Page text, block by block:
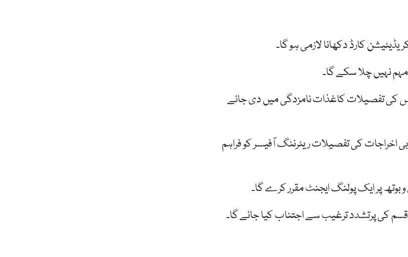
کارڈ دکھانا لازمی ہو گا۔
نہیں چلا سکے گا۔
کی تفصیلات کاغذات نامزدگی میں دی جائے
کی اشاعت کے 30 دن کے اندر انتخابی اخراجات کی تفصیلات ریٹرننگ آفیسر کو فراہم
بوتھ پر ایک پولنگ ایجنٹ مقرر کرے گا۔
کی پرتشدد ترغیب سے اجتناب کیا جائے گا۔